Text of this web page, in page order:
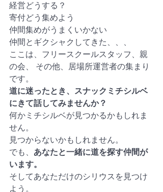
経営どうする？
寄付どう集めよう
仲間集めがうまくいかない
仲間とギクシャクしてきた、、、
ここは、フリースクールスタッフ、親
の会、 その他、居場所運営者の集まり
です。
道に迷ったとき、スナックミチシルベ
にきて話してみませんか？
何かミチシルベが見つかるかもしれま
せん。
見つからないかもしれません。
でも、 あなたと一緒に道を探す仲間が
います。
そしてあなただけのシリウスを見つけ
よう。